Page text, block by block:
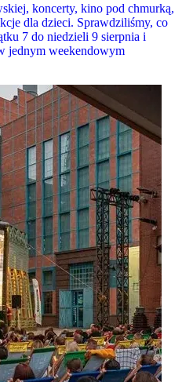
koncerty, kino pod chmurką,
dla dzieci. Sprawdziliśmy, co
7 do niedzieli 9 sierpnia i
jednym weekendowym